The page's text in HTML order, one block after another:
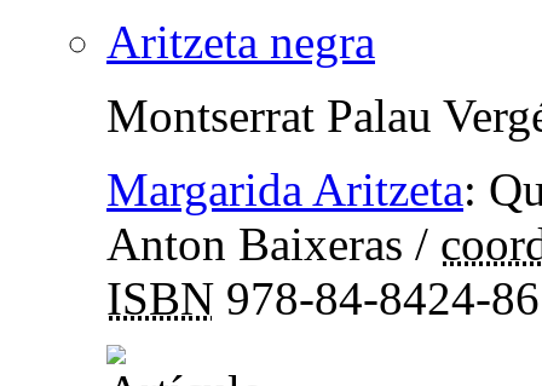
Aritzeta negra
Montserrat Palau
Margarida Aritzeta:
Anton Baixeras /
ISBN 978-84-8424-